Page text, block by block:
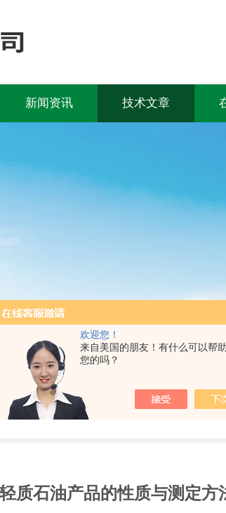
欢迎您！
来自美国的朋友！有什么可以帮助
您的吗？
新闻资讯 技术文章
解析
轻质石油产品的性质与测定方